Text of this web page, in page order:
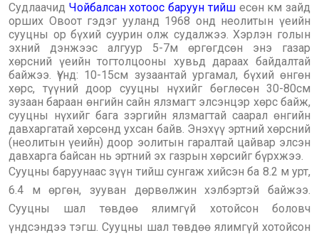
Судлаачид Чойбалсан хотоос баруун тийшесөн км зайд
орших Овоот гэдэг ууланд 1968 онд неолитын үеийн
сууцны ор бүхий суурин олж судалжээ. Хэрлэн голын
эхний дэнжээс алгуур 5-7м өргөгдсөн энэ газар
хөрсний үеийн тогтолцооны хувьд дараах байдалтай
байжээ. Үүнд: 10-15см зузаантай ургамал, бүхий өнгөн
хөрс, түүний доор сууцны нүхийг бөглөсөн 30-80см
зузаан бараан өнгийн сайн ялзмагт элсэнцэр хөрс байж,
сууцны нүхийг бага зэргийн ялзмагтай саарал өнгийн
давхаргатай хөрсөнд ухсан байв. Энэхүү эртний хөрсний
(неолитын үеийн) доор эолитын гаралтай цайвар элсэн
давхарга байсан нь эртний эх газрын хөрсийг бүрхжээ.
Сууцны баруунаас зүүн тийш сунгаж хийсэн ба 8.2 м урт,
6.4 м өргөн, зууван дөрвөлжин хэлбэртэй байжээ.
Сууцны шал төвдөө ялимгүй хотойсон боловч
үндсэндээ тэгш. Сууцны шал төвдөө ялимгүй хотойсон